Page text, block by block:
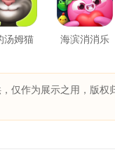
汤姆猫 海滨消消乐
仅作为展示之用，版权